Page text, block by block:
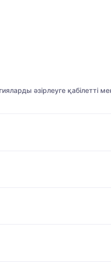
әзірлеуге қабілетті